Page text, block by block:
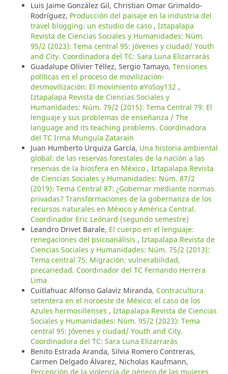
Luis Jaime González Gil, Christian Omar Grimaldo-
Rodríguez, Producción del paisaje en la industria del
travel blogging: un estudio de caso , Iztapalapa
Revista de Ciencias Sociales y Humanidades: Núm.
95/2 (2023): Tema central 95: Jóvenes y ciudad/ Youth
and City. Coordinadora del TC: Sara Luna Elizarrarás
Guadalupe Olivier Téllez, Sergio Tamayo, Tensiones
políticas en el proceso de movilización-
desmovilización: El movimiento #YoSoy132 ,
Iztapalapa Revista de Ciencias Sociales y
Humanidades: Núm. 79/2 (2015): Tema Central 79: El
lenguaje y sus problemas de enseñanza / The
language and its teaching problems. Coordinadora
del TC Irma Munguía Zatarain
Juan Humberto Urquiza García, Una historia ambiental
global: de las reservas forestales de la nación a las
reservas de la biosfera en México , Iztapalapa Revista
de Ciencias Sociales y Humanidades: Núm. 87/2
(2019): Tema Central 87: ¿Gobernar mediante normas
privadas? Transformaciones de la gobernanza de los
recursos naturales en México y América Central.
Coordinador Eric Leónard (segundo semestre)
Leandro Drivet Barale, El cuerpo en el lenguaje:
renegaciones del psicoanálisis , Iztapalapa Revista de
Ciencias Sociales y Humanidades: Núm. 75/2 (2013):
Tema central 75: Migración: vulnerabilidad,
precariedad. Coordinador del TC Fernando Herrera
Lima
Cuitlahuac Alfonso Galaviz Miranda, Contracultura
setentera en el noroeste de México: el caso de los
Azules hermosillenses , Iztapalapa Revista de Ciencias
Sociales y Humanidades: Núm. 95/2 (2023): Tema
central 95: Jóvenes y ciudad/ Youth and City.
Coordinadora del TC: Sara Luna Elizarrarás
Benito Estrada Aranda, Silvia Romero Contreras,
Carmen Delgado Álvarez, Nicholas Kaufmann,
Percepción de la violencia de género de las mujeres